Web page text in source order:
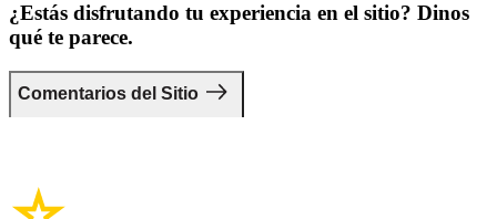
¿Estás disfrutando tu experiencia en el sitio? Dinos
qué te parece.
Comentarios del Sitio